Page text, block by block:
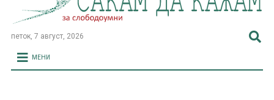
петок, 7 август, 2026
МЕНИ